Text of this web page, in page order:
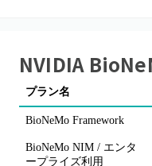
NVIDIA
プラン名
BioNeMo Framework
BioNeMo NIM / エンタ
ープライズ利用